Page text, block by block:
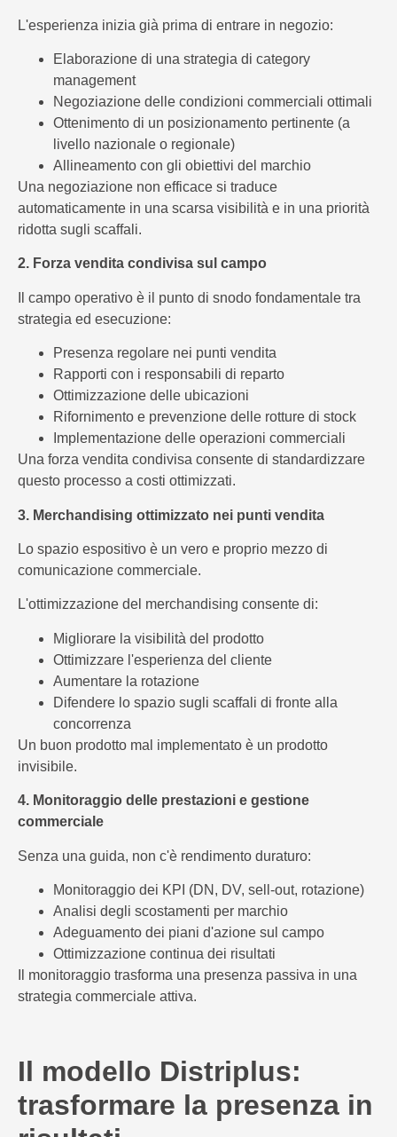
L'esperienza inizia già prima di entrare in negozio:
Elaborazione di una strategia di category
management
Negoziazione delle condizioni commerciali ottimali
Ottenimento di un posizionamento pertinente (a
livello nazionale o regionale)
Allineamento con gli obiettivi del marchio
Una negoziazione non efficace si traduce
automaticamente in una scarsa visibilità e in una priorità
ridotta sugli scaffali.
2. Forza vendita condivisa sul campo
Il campo operativo è il punto di snodo fondamentale tra
strategia ed esecuzione:
Presenza regolare nei punti vendita
Rapporti con i responsabili di reparto
Ottimizzazione delle ubicazioni
Rifornimento e prevenzione delle rotture di stock
Implementazione delle operazioni commerciali
Una forza vendita condivisa consente di standardizzare
questo processo a costi ottimizzati.
3. Merchandising ottimizzato nei punti vendita
Lo spazio espositivo è un vero e proprio mezzo di
comunicazione commerciale.
L'ottimizzazione del merchandising consente di:
Migliorare la visibilità del prodotto
Ottimizzare l'esperienza del cliente
Aumentare la rotazione
Difendere lo spazio sugli scaffali di fronte alla
concorrenza
Un buon prodotto mal implementato è un prodotto
invisibile.
4. Monitoraggio delle prestazioni e gestione
commerciale
Senza una guida, non c'è rendimento duraturo:
Monitoraggio dei KPI (DN, DV, sell-out, rotazione)
Analisi degli scostamenti per marchio
Adeguamento dei piani d'azione sul campo
Ottimizzazione continua dei risultati
Il monitoraggio trasforma una presenza passiva in una
strategia commerciale attiva.
Il modello Distriplus:
trasformare la presenza in